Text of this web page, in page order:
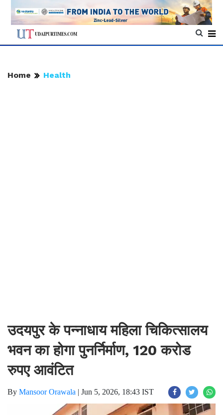
Home Health
उदयपुर के पन्नाधाय महिला चिकित्सालय
भवन का होगा पुनर्निर्माण, 120 करोड
रुपए आवंटित
By Mansoor Orawala | Jun 5, 2026, 18:43 IST